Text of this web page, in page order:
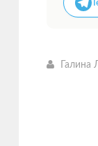
Галина